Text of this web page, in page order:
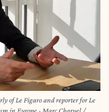
of Le Figaro and reporter for Le